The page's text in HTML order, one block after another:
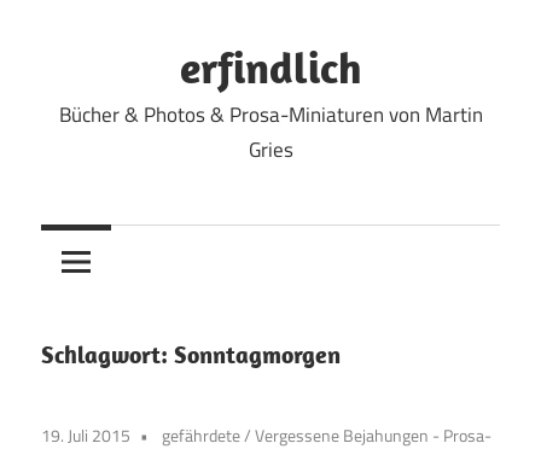
erfindlich
Bücher & Photos & Prosa-Miniaturen von Martin
Gries
Schlagwort: Sonntagmorgen
19. Juli 2015 gefährdete/Vergessene Bejahungen - Prosa-